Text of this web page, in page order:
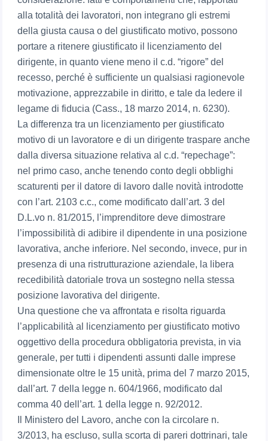
alla totalità dei lavoratori, non integrano gli estremi
della giusta causa o del giustificato motivo, possono
portare a ritenere giustificato il licenziamento del
dirigente, in quanto viene meno il c.d. “rigore” del
recesso, perché è sufficiente un qualsiasi ragionevole
motivazione, apprezzabile in diritto, e tale da ledere il
legame di fiducia (Cass., 18 marzo 2014, n. 6230).
La differenza tra un licenziamento per giustificato
motivo di un lavoratore e di un dirigente traspare anche
dalla diversa situazione relativa al c.d. “repechage”:
nel primo caso, anche tenendo conto degli obblighi
scaturenti per il datore di lavoro dalle novità introdotte
con l’art. 2103 c.c., come modificato dall’art. 3 del
D.L.vo n. 81/2015, l’imprenditore deve dimostrare
l’impossibilità di adibire il dipendente in una posizione
lavorativa, anche inferiore. Nel secondo, invece, pur in
presenza di una ristrutturazione aziendale, la libera
recedibilità datoriale trova un sostegno nella stessa
posizione lavorativa del dirigente.
Una questione che va affrontata e risolta riguarda
l’applicabilità al licenziamento per giustificato motivo
oggettivo della procedura obbligatoria prevista, in via
generale, per tutti i dipendenti assunti dalle imprese
dimensionate oltre le 15 unità, prima del 7 marzo 2015,
dall’art. 7 della legge n. 604/1966, modificato dal
comma 40 dell’art. 1 della legge n. 92/2012.
Il Ministero del Lavoro, anche con la circolare n.
3/2013, ha escluso, sulla scorta di pareri dottrinari, tale